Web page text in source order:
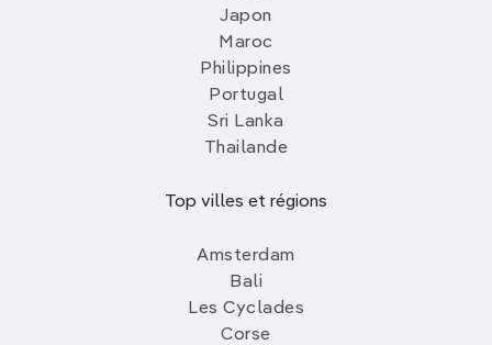
Japon
Maroc
Philippines
Portugal
Sri Lanka
Thailande
Top villes et régions
Amsterdam
Bali
Les Cyclades
Corse